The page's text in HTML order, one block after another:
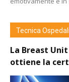
Tecnica
La Breast
ottiene la